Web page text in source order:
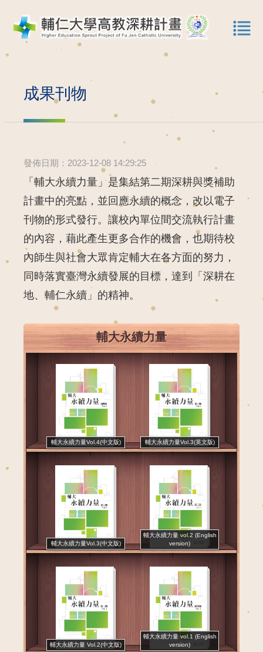
成果刊物
發佈日期：2023-12-08 14:29:25
「輔大永續力量」是集結第二期深耕與獎補助
計畫中的亮點，並回應永續的概念，改以電子
刊物的形式發行。讓校內單位間交流執行計畫
的內容，藉此產生更多合作的機會，也期待校
內師生與社會大眾肯定輔大在各方面的努力，
同時落實臺灣永續發展的目標，達到「深耕在
地、輔仁永續」的精神。